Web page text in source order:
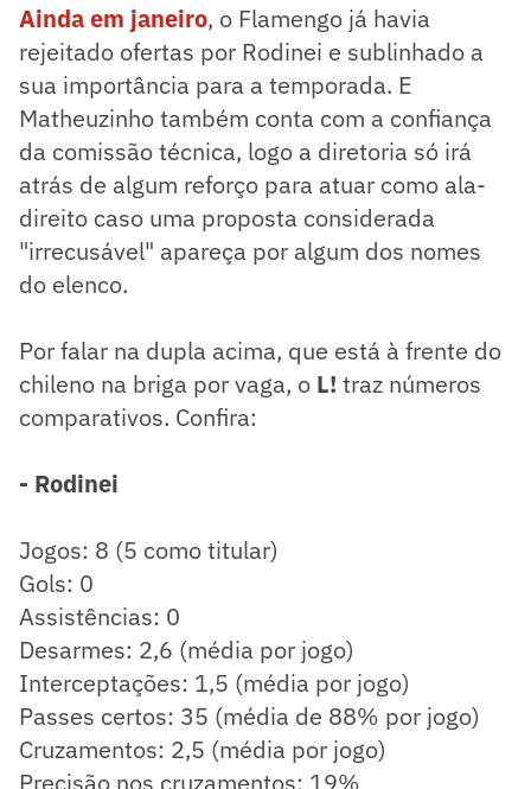
Ainda em janeiro, o Flamengo já havia
rejeitado ofertas por Rodinei e sublinhado a
sua importância para a temporada. E
Matheuzinho também conta com a confiança
da comissão técnica, logo a diretoria só irá
atrás de algum reforço para atuar como ala-
direito caso uma proposta considerada
"irrecusável" apareça por algum dos nomes
do elenco.
Por falar na dupla acima, que está à frente do
chileno na briga por vaga, o L! traz números
comparativos. Confira:
- Rodinei
Jogos: 8 (5 como titular)
Gols: 0
Assistências: 0
Desarmes: 2,6 (média por jogo)
Interceptações: 1,5 (média por jogo)
Passes certos: 35 (média de 88% por jogo)
Cruzamentos: 2,5 (média por jogo)
Precisão nos cruzamentos: 19%